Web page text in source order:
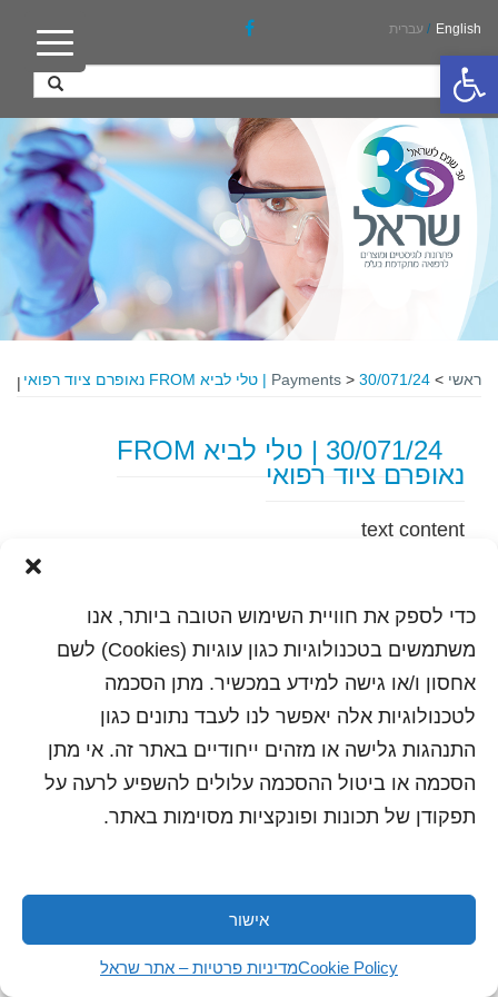
פתח סרגל נגישות
כדי לספק את חוויית השימוש הטובה ביותר, אנו
משתמשים בטכנולוגיות כגון עוגיות (Cookies) לשם
אחסון ו/או גישה למידע במכשיר. מתן הסכמה
לטכנולוגיות אלה יאפשר לנו לעבד נתונים כגון
התנהגות גלישה או מזהים ייחודיים באתר זה. אי מתן
הסכמה או ביטול ההסכמה עלולים להשפיע לרעה על
תפקודן של תכונות ופונקציות מסוימות באתר.
אישור
Cookie Policyמדיניות פרטיות – אתר שראל
English
/ עברית
ראשי >
Payments > 30/071/24 | טלי לביא FROM נאופרם ציוד רפואי |
30/071/24 | טלי לביא FROM
נאופרם ציוד רפואי
text content
כל הזכויות שמורות לשראל 2018 | עיצוב ותכנות: סטודיו
"היוצרים"